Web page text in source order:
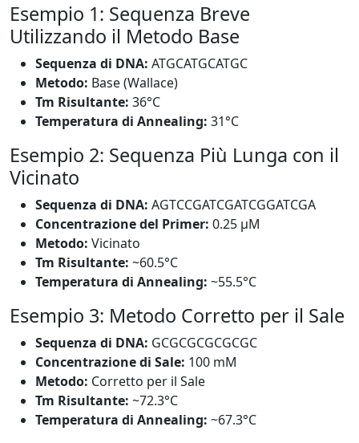
Esempio 1: Sequenza Breve
Utilizzando il Metodo Base
Sequenza di DNA: ATGCATGCATGC
Metodo: Base (Wallace)
Tm Risultante: 36°C
Temperatura di Annealing: 31°C
Esempio 2: Sequenza Più Lunga con il
Vicinato
Sequenza di DNA: AGTCCGATCGATCGGATCGA
Concentrazione del Primer: 0.25 μM
Metodo: Vicinato
Tm Risultante: ~60.5°C
Temperatura di Annealing: ~55.5°C
Esempio 3: Metodo Corretto per il Sale
Sequenza di DNA: GCGCGCGCGCGC
Concentrazione di Sale: 100 mM
Metodo: Corretto per il Sale
Tm Risultante: ~72.3°C
Temperatura di Annealing: ~67.3°C